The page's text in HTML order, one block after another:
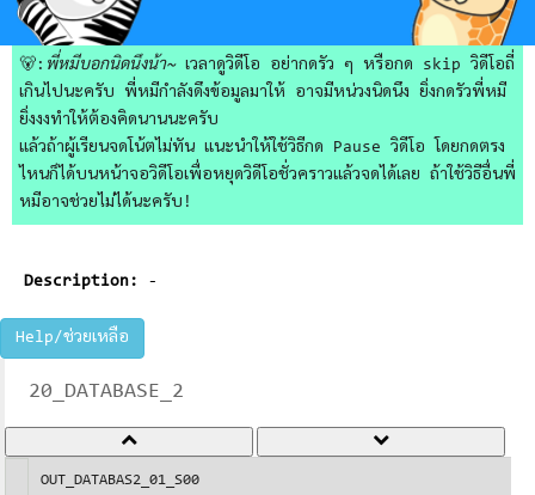
🐻: พี่หมีบอกนิดนึงน้า~เวลาดูวิดีโอ อย่ากดรัว ๆ หรือกด skip วิดีโอถี่
เกินไปนะครับ พี่หมีกำลังดึงข้อมูลมาให้ อาจมีหน่วงนิดนึง ยิ่งกดรัวพี่หมี
ยิ่งงงทำให้ต้องคิดนานนะครับ
แล้วถ้าผู้เรียนจดโน้ตไม่ทัน แนะนำให้ใช้วิธีกด Pause วิดีโอ โดยกดตรง
ไหนก็ได้บนหน้าจอวิดีโอเพื่อหยุดวิดีโอชั่วคราวแล้วจดได้เลย ถ้าใช้วิธีอื่นพี่
หมีอาจช่วยไม่ได้นะครับ!
Description: -
Help/ช่วยเหลือ
20_DATABASE_2
OUT_DATABAS2_01_S00